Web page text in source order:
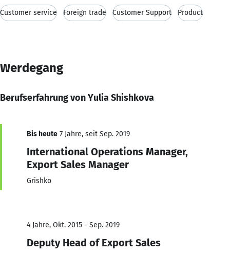
Customer service Foreign trade Customer Support Product
Werdegang
Berufserfahrung von Yulia Shishkova
Bis heute 7 Jahre, seit Sep. 2019
International Operations Manager,
Export Sales Manager
Grishko
4 Jahre, Okt. 2015 - Sep. 2019
Deputy Head of Export Sales